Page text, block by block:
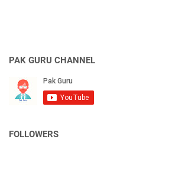
PAK GURU CHANNEL
FOLLOWERS